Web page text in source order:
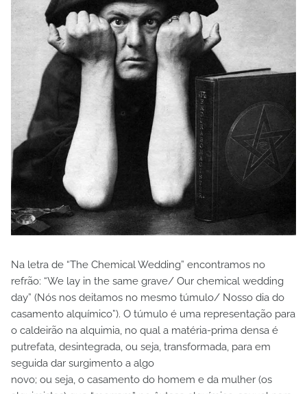
Na letra de “The Chemical Wedding” encontramos no
refrão: “We lay in the same grave/ Our chemical wedding
day” (Nós nos deitamos no mesmo túmulo/ Nosso dia do
casamento alquímico”). O túmulo é uma representação para
o caldeirão na alquimia, no qual a matéria-prima densa é
putrefata, desintegrada, ou seja, transformada, para em
seguida dar surgimento a algo
novo; ou seja, o casamento do homem e da mulher (os